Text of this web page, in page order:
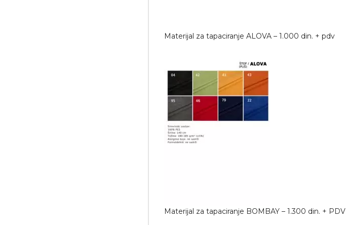
Materijal za tapaciranje ALOVA – 1.000 din. + pdv
Materijal za tapaciranje BOMBAY – 1.300 din. + PDV